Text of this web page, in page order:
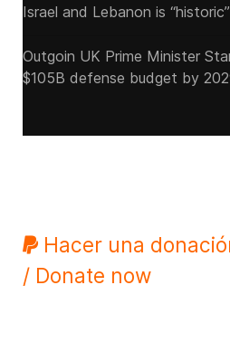
Israel and Lebanon is “historic”
Outgoin UK Prime Minister
$105B defense budget by
Hacer una
/ Donate now